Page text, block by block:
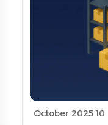
10 October 2025